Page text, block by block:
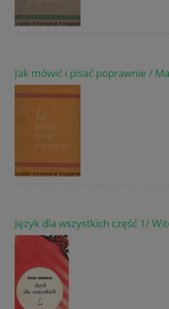
Jak mówić i pisać poprawnie /
Język dla wszystkich część 1/